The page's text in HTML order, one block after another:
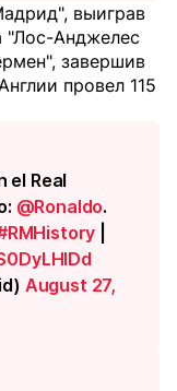
выиграв
"Лос-Анджелес
завершив
провел 115
el Real
@Ronaldo.
August 27,